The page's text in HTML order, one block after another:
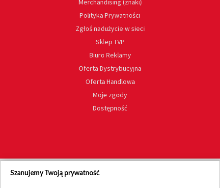
Merchandising (znaki)
Polityka Prywatności
Zgłoś nadużycie w sieci
Sklep TVP
Biuro Reklamy
Oferta Dystrybucyjna
Oferta Handlowa
Moje zgody
Dostępność
Szanujemy Twoją prywatność